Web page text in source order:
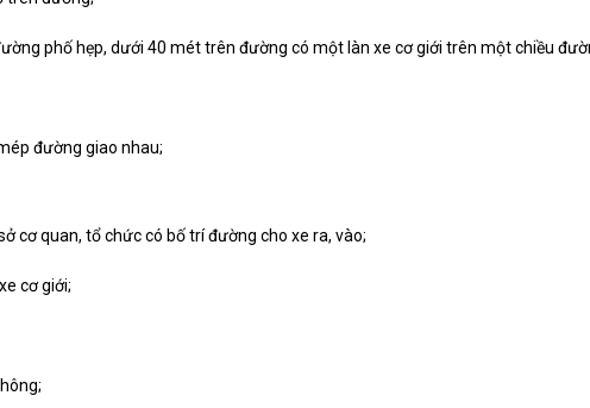
phố hẹp, dưới 40 mét trên đường có một làn xe cơ giới trên một chiều
đường giao nhau;
cơ quan, tổ chức có bố trí đường cho xe ra, vào;
cơ giới;